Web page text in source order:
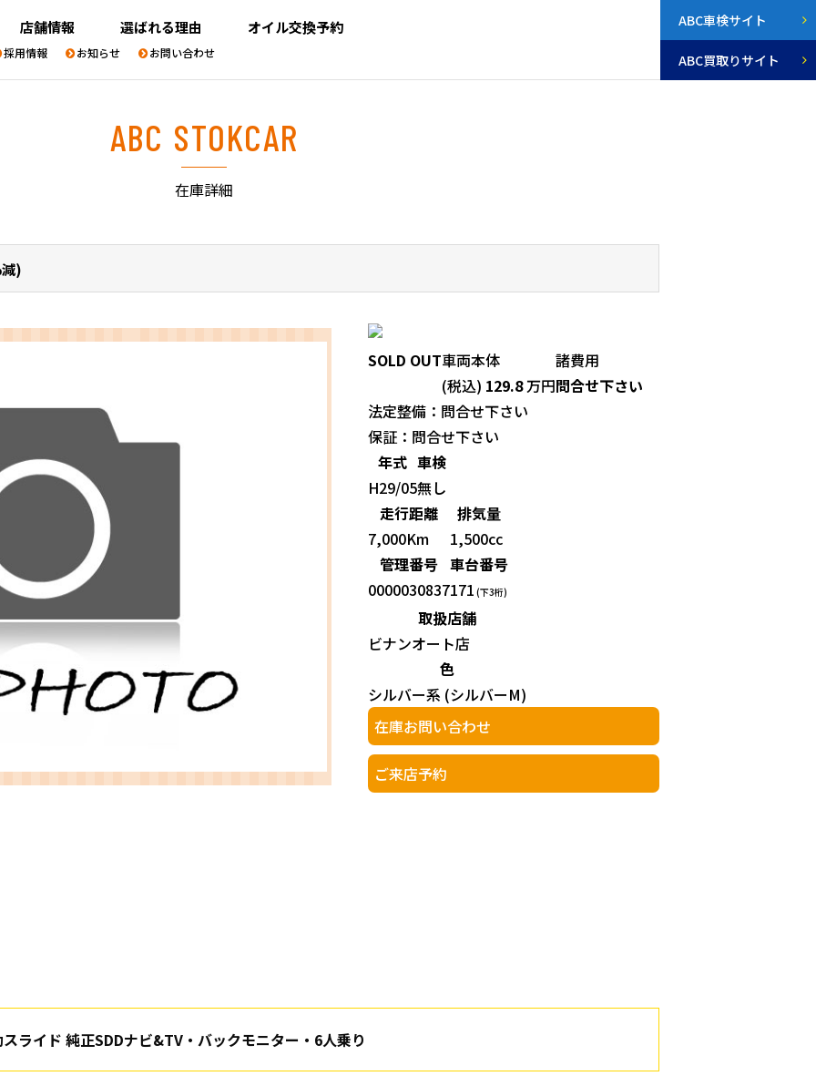
ABC車検サイト
ABC買取りサイト
店舗情報 選ばれる理由 オイル交換予約
採用情報 お知らせ お問い合わせ
ABC STOKCAR
在庫詳細
)
SOLD OUT車両本体
(税込) 129.8 万円
諸費用
問合せ下さい
法定整備：問合せ下さい
保証：問合せ下さい
年式 車検
H29/05無し
走行距離
排気量
7,000Km
1,500cc
管理番号 車台番号
0000030837171 (下3桁)
取扱店舗
ビナンオート店
色
シルバー系 (シルバーM)
在庫お問い合わせ
ご来店予約
ライド 純正SDDナビ&TV・バックモニター・6人乗り